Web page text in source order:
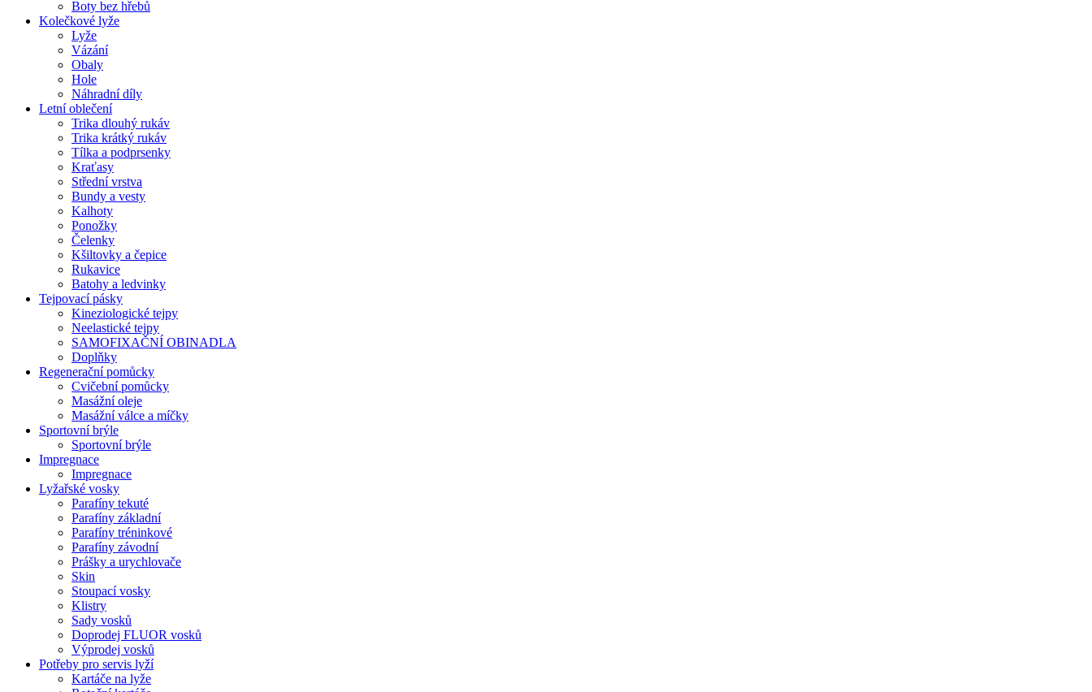
Boty bez hřebů
Kolečkové lyže
Lyže
Vázání
Obaly
Hole
Náhradní díly
Letní oblečení
Trika dlouhý rukáv
Trika krátký rukáv
Tílka a podprsenky
Kraťasy
Střední vrstva
Bundy a vesty
Kalhoty
Ponožky
Čelenky
Kšiltovky a čepice
Rukavice
Batohy a ledvinky
Tejpovací pásky
Kineziologické tejpy
Neelastické tejpy
SAMOFIXAČNÍ OBINADLA
Doplňky
Regenerační pomůcky
Cvičební pomůcky
Masážní oleje
Masážní válce a míčky
Sportovní brýle
Sportovní brýle
Impregnace
Impregnace
Lyžařské vosky
Parafíny tekuté
Parafíny základní
Parafíny tréninkové
Parafíny závodní
Prášky a urychlovače
Skin
Stoupací vosky
Klistry
Sady vosků
Doprodej FLUOR vosků
Výprodej vosků
Potřeby pro servis lyží
Kartáče na lyže